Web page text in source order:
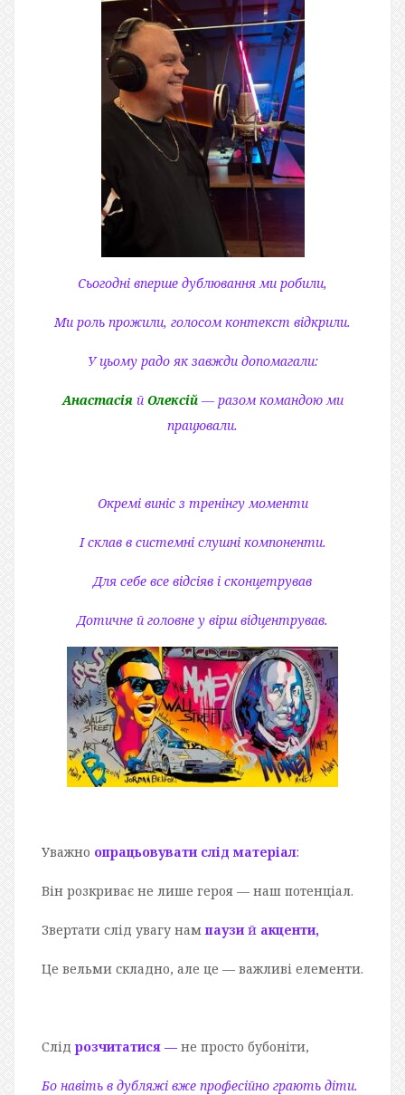
Сьогодні вперше дублювання ми робили,
Ми роль прожили, голосом контекст відкрили.
У цьому радо як завжди допомагали:
Анастасія й Олексій — разом командою ми
працювали.
Окремі виніс з тренінгу моменти
І склав в системні слушні компоненти.
Для себе все відсіяв і сконцетрував
Дотичне й головне у вірш відцентрував.
Уважно опрацьовувати слід матеріал:
Він розкриває не лише героя — наш потенціал.
Звертати слід увагу нампаузий акценти,
Це вельми складно, але це — важливі елементи.
Слідрозчитатися — не просто бубоніти,
Бо навіть в дубляжі вже професійно грають діти.